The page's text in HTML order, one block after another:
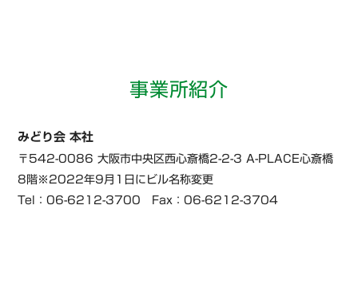
事業所紹介
みどり会 本社
〒542-0086 大阪市中央区西心斎橋2-2-3 A-PLACE心斎橋
8階※2022年9月1日にビル名称変更
Tel：06-6212-3700 Fax：06-6212-3704